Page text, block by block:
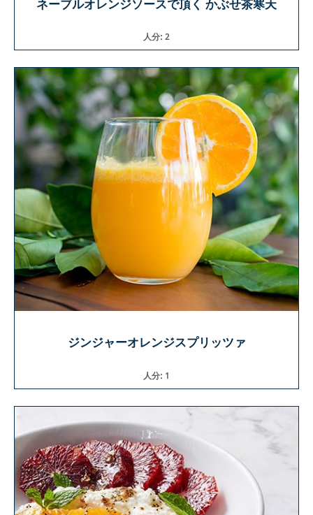
ネーブルオレンジソースで頂く かぶせ茶寒天
人分: 2
ジンジャーオレンジスプリッツァ
人分: 1